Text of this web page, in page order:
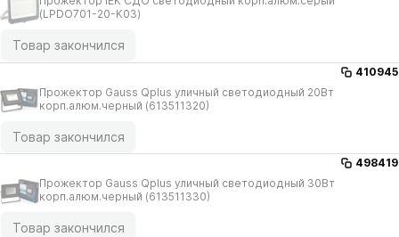
(LPDO701-20-K03)
Товар закончился
410945
Прожектор Gauss Qplus уличный светодиодный 20Вт
корп.алюм.черный (613511320)
Товар закончился
498419
Прожектор Gauss Qplus уличный светодиодный 30Вт
корп.алюм.черный (613511330)
Товар закончился